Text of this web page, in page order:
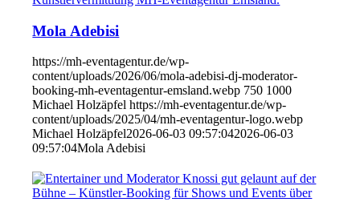
Mola Adebisi
https://mh-eventagentur.de/wp-
content/uploads/2026/06/mola-adebisi-dj-moderator-
booking-mh-eventagentur-emsland.webp 750 1000
Michael Holzäpfel https://mh-eventagentur.de/wp-
content/uploads/2025/04/mh-eventagentur-logo.webp
Michael Holzäpfel2026-06-03 09:57:042026-06-03
09:57:04Mola Adebisi